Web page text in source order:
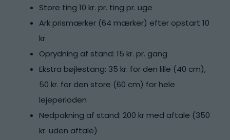
Store ting 10 kr. pr. ting pr. uge
Ark prismærker (64 mærker) efter opstart 10
kr
Oprydning af stand: 15 kr. pr. gang
Ekstra bøjlestang: 35 kr. for den lille (40 cm),
50 kr. for den store (60 cm) for hele
lejeperioden
Nedpakning af stand: 200 kr med aftale (350
kr. uden aftale)